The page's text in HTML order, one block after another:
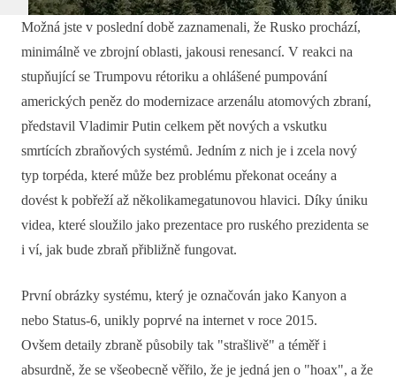
Možná jste v poslední době zaznamenali, že Rusko prochází,
minimálně ve zbrojní oblasti, jakousi renesancí. V reakci na
stupňující se Trumpovu rétoriku a ohlášené pumpování
amerických peněz do modernizace arzenálu atomových zbraní,
představil Vladimir Putin celkem pět nových a vskutku
smrtících zbraňových systémů. Jedním z nich je i zcela nový
typ torpéda, které může bez problému překonat oceány a
dovést k pobřeží až několikamegatunovou hlavici. Díky úniku
videa, které sloužilo jako prezentace pro ruského prezidenta se
i ví, jak bude zbraň přibližně fungovat.
První obrázky systému, který je označován jako Kanyon a
nebo Status-6, unikly poprvé na internet v roce 2015.
Ovšem detaily zbraně působily tak "strašlivě" a téměř i
absurdně, že se všeobecně věřilo, že je jedná jen o "hoax", a že